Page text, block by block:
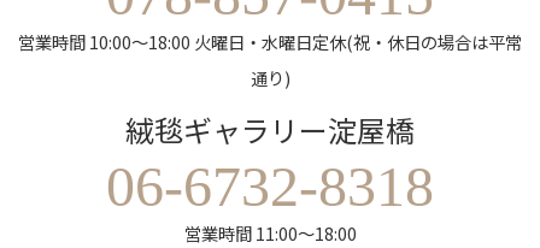
営業時間 10:00～18:00 火曜日・水曜日定休(祝・休日の場合は平常
通り)
絨毯ギャラリー淀屋橋
06-6732-8318
営業時間 11:00～18:00